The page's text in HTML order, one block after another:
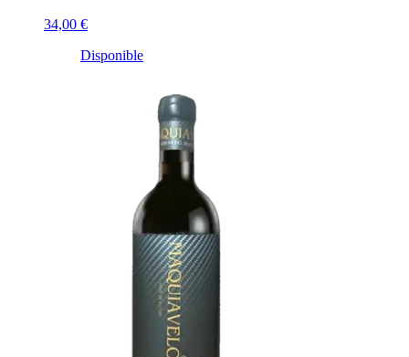
34,00 €
Disponible